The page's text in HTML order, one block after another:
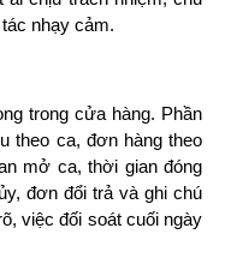
nhạy cảm.
trong cửa hàng. Phần
theo ca, đơn hàng theo
mở ca, thời gian đóng
đơn đổi trả và ghi chú
việc đối soát cuối ngày